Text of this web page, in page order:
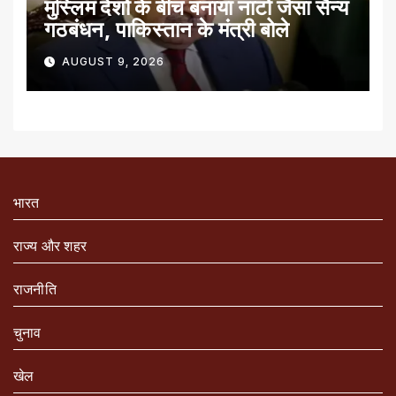
मुस्लिम देशों के बीच बनाया नाटो जैसा सैन्य
गठबंधन, पाकिस्तान के मंत्री बोले
AUGUST 9, 2026
भारत
राज्य और शहर
राजनीति
चुनाव
खेल